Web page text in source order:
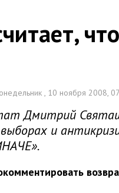
, 10 ноября 2008,
Дмитрий
и